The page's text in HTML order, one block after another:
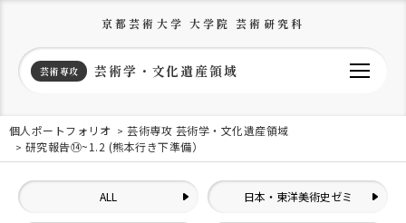
京都芸術大学 大学院 芸術研究科
芸術専攻 芸術学・文化遺産領域
個人ポートフォリオ
芸術専攻 芸術学・文化遺産領域
研究報告⑭~1.2 (熊本行き下準備）
ALL 日本・東洋美術史ゼミ